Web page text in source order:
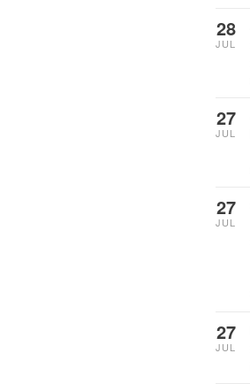
28
JUL
27
JUL
27
JUL
27
JUL